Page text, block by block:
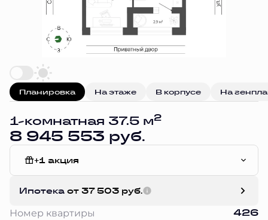
Планировка На этаже В корпусе На
1-комнатная 37.5 м2
8 945 553 руб.
+1 акция
Ипотека от 37 503 руб.
Номер квартиры 426